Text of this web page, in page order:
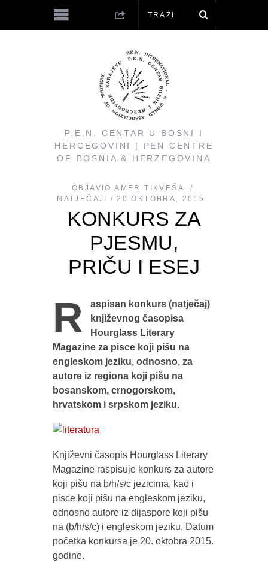
P.E.N. CENTAR U BOSNI I
HERCEGOVINI | PEN CENTRE
OF BOSNIA & HERZEGOVINA
OBJAVIO AMER TIKVEŠA
NATJEČAJI
20 OKTOBRA, 2015
KONKURS ZA
PJESMU,
PRIČU I ESEJ
R
aspisan konkurs (natječaj)
književnog časopisa
Hourglass Literary
Magazine za pisce koji pišu na
engleskom jeziku, odnosno, za
autore iz regiona koji pišu na
bosanskom, crnogorskom,
hrvatskom i srpskom jeziku.
Književni časopis Hourglass Literary
Magazine raspisuje konkurs za autore
koji pišu na b/h/s/c jezicima, kao i
pisce koji pišu na engleskom jeziku,
odnosno autore iz dijaspore koji pišu
na (b/h/s/c) i engleskom jeziku. Datum
početka konkursa je 20. oktobra 2015.
godine.